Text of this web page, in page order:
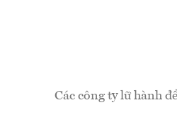
Các công ty lữ hành